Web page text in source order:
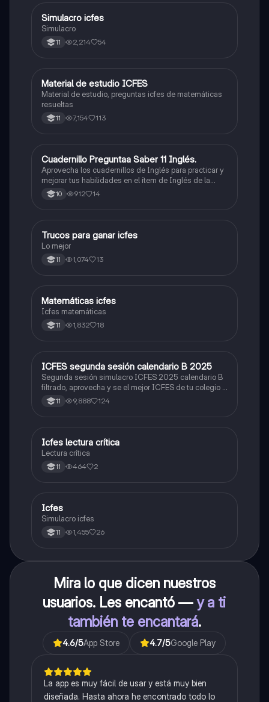
ICFES: Lectura Crítica
Simulacro icfes
Simulacro
11 2,214 54
ICFES: Matemáticas
Material de estudio ICFES
Material de estudio, preguntas icfes de matemáticas
resueltas
11 7,154 113
ICFES: Inglés
Cuadernillo Preguntaa Saber 11 Inglés.
Aprovecha los cuadernillos de Inglés para practicar y
mejorar tus habilidades en el ítem de Inglés de la
Prueba Saber 11. 🫡
10 912 14
Química
Trucos para ganar icfes
Lo mejor
11 1,074 13
ICFES: Matemáticas
Matemáticas icfes
Icfes matemáticas
11 1,832 18
ICFES: Lectura Crítica
ICFES segunda sesión calendario B 2025
Segunda sesión simulacro ICFES 2025 calendario B
filtrado, aprovecha y se el mejor ICFES de tu colegio y
poder ingresar a universidad, y estudiar aquella
carrera con la que tanto sueñas.
11 9,888 124
Lengua Castellana
Icfes lectura crítica
Lectura crítica
11 464 2
ICFES: Sociales y Ciudadanas
Icfes
Simulacro icfes
11 1,455 26
Mira lo que dicen nuestros
usuarios. Les encantó —y a ti
también te encantará.
4.6/5App Store 4.7/5Google Play
La app es muy fácil de usar y está muy bien
diseñada. Hasta ahora he encontrado todo lo